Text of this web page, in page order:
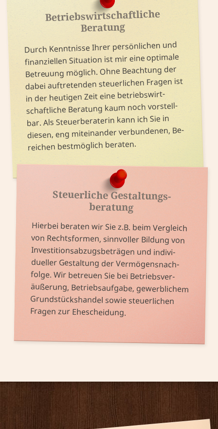
Betriebs­wirtschaft­liche
Beratung
Durch Kennt­nisse Ihrer per­sönlichen und
finan­ziellen Situation ist mir eine optimale
Be­treuung möglich. Ohne Be­achtung der
dabei auf­treten­den steuer­lichen Fragen ist
in der heutigen Zeit eine betriebs­wirt­
schaft­liche Be­ratung kaum noch vor­stell­
bar. Als Steuer­beraterin kann ich Sie in
diesen, eng mit­einander ver­bundenen, Be­
reichen best­möglich beraten.
Steuerliche Gestaltungs­
beratung
Hierbei beraten wir Sie z.B. beim Ver­gleich
von Rechts­formen, sinn­voller Bildung von
Investitions­abzugs­beträgen und indivi­
dueller Ge­staltung der Ver­mögens­nach­
folge. Wir be­treuen Sie bei Betriebs­ver­
äußerung, Betriebs­auf­gabe, gewerb­lichem
Grund­stücks­handel sowie steuer­lichen
Fragen zur Ehe­scheidung.